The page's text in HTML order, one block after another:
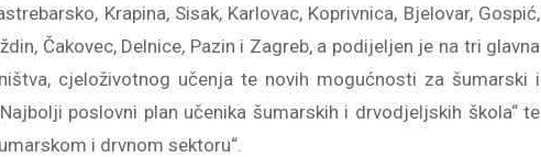
Krapina, Sisak, Karlovac, Koprivnica, Bjelovar, Gospić,
Čakovec, Delnice, Pazin i Zagreb, a podijeljen je na tri glavna
cjeloživotnog učenja te novih mogućnosti za šumarski i
poslovni plan učenika šumarskih i drvodjeljskih škola“ te
i drvnom sektoru“.